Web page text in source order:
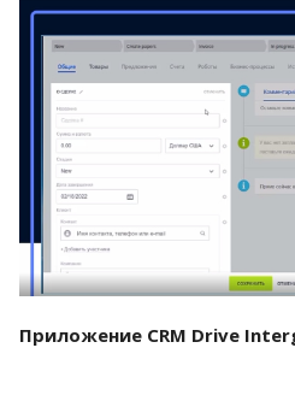
Смотреть
Приложение CRM Drive